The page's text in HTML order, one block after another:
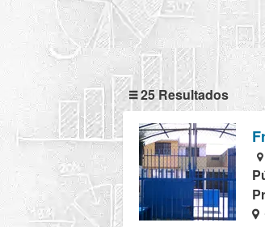
25 Resultados